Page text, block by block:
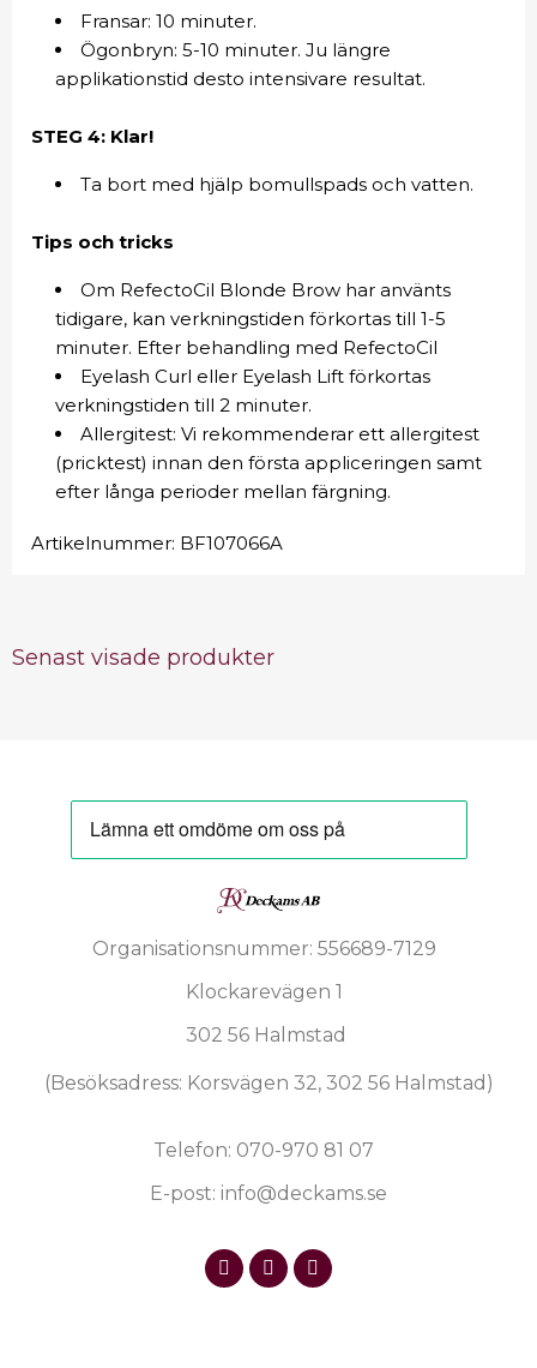
Fransar: 10 minuter.
Ögonbryn: 5-10 minuter. Ju längre
applikationstid desto intensivare resultat.
STEG 4: Klar!
Ta bort med hjälp bomullspads och vatten.
Tips och tricks
Om RefectoCil Blonde Brow har använts
tidigare, kan verkningstiden förkortas till 1-5
minuter. Efter behandling med RefectoCil
Eyelash Curl eller Eyelash Lift förkortas
verkningstiden till 2 minuter.
Allergitest: Vi rekommenderar ett allergitest
(pricktest) innan den första appliceringen samt
efter långa perioder mellan färgning.
Artikelnummer: BF107066A
Senast visade produkter
Organisationsnummer: 556689-7129
Klockarevägen 1
302 56 Halmstad
(Besöksadress: Korsvägen 32, 302 56 Halmstad)
Telefon: 070-970 81 07
E-post: info@deckams.se